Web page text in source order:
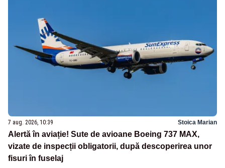
7 aug. 2026, 10:39 Stoica Marian
Alertă în aviație! Sute de avioane Boeing 737 MAX,
vizate de inspecții obligatorii, după descoperirea unor
fisuri în fuselaj